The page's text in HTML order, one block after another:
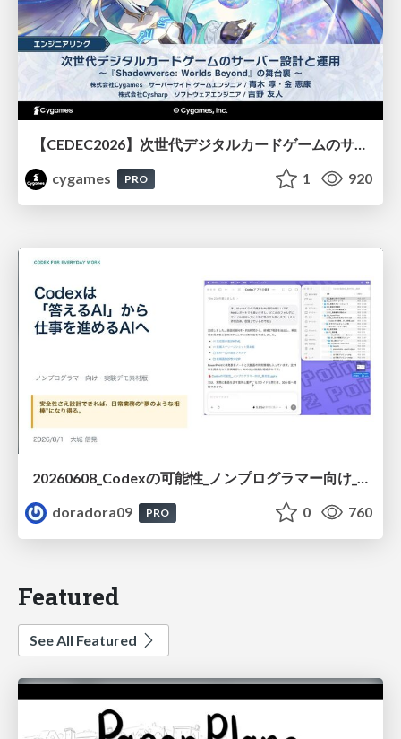
cygames
PRO 1 920
20260608_Codexの可能性_ノンプログラマー向け_大城追記
doradora09
PRO 0 760
Featured
See All Featured